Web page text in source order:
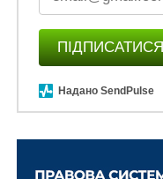
ПІДПИСАТИСЯ
Надано SendPulse